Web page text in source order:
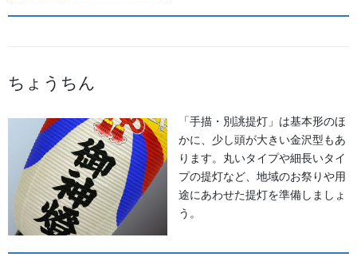
森佐に、お気軽にお問い合わせください。
076-237-8888
営業時間 10:00-18:00 〒920-0061金沢市問屋町２丁目８
５ (FAX076-237-7150） 人形の森佐は12月～4月末まで
土曜、日曜も営業。
お問い合わせ
ちょうちん
「手描・別誂提灯」は基本形のほ
かに、少し頭が大きい金沢型もあ
ります。丸いタイプや細長いタイ
プの提灯など、地域のお祭りや用
途にあわせた提灯を準備しましょ
う。